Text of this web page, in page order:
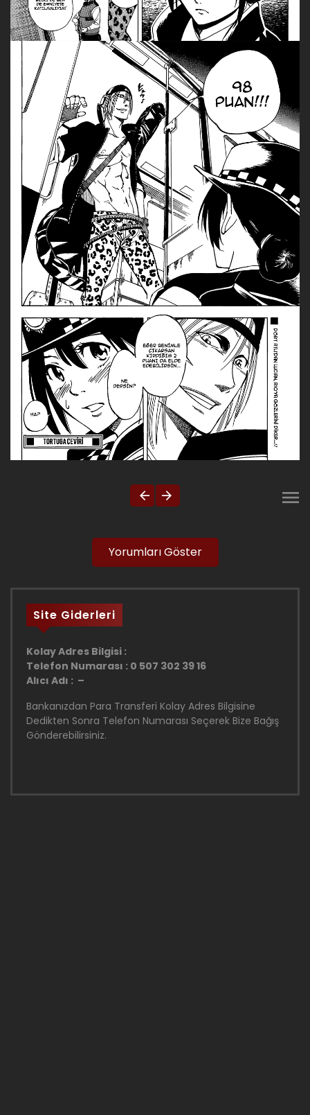
Yorumları Göster
Site Giderleri
Kolay Adres Bilgisi :
Telefon Numarası : 0 507 302 39 16
Alıcı Adı : –
Bankanızdan Para Transferi Kolay Adres Bilgisine
Dedikten Sonra Telefon Numarası Seçerek Bize Bağış
Gönderebilirsiniz.